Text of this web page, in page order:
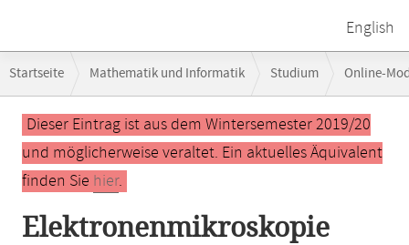
English
Navigation
Startseite Mathematik und Informatik Studium Online-
Hauptinhalt
Dieser Eintrag ist aus dem Wintersemester 2019/20
und möglicherweise veraltet. Ein aktuelles Äquivalent
finden Sie hier.
Elektronenmikroskopie